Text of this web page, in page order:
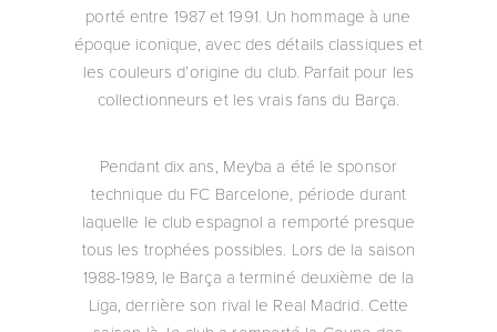
porté entre 1987 et 1991. Un hommage à une
époque iconique, avec des détails classiques et
les couleurs d’origine du club. Parfait pour les
collectionneurs et les vrais fans du Barça.
Pendant dix ans, Meyba a été le sponsor
technique du FC Barcelone, période durant
laquelle le club espagnol a remporté presque
tous les trophées possibles. Lors de la saison
1988-1989, le Barça a terminé deuxième de la
Liga, derrière son rival le Real Madrid. Cette